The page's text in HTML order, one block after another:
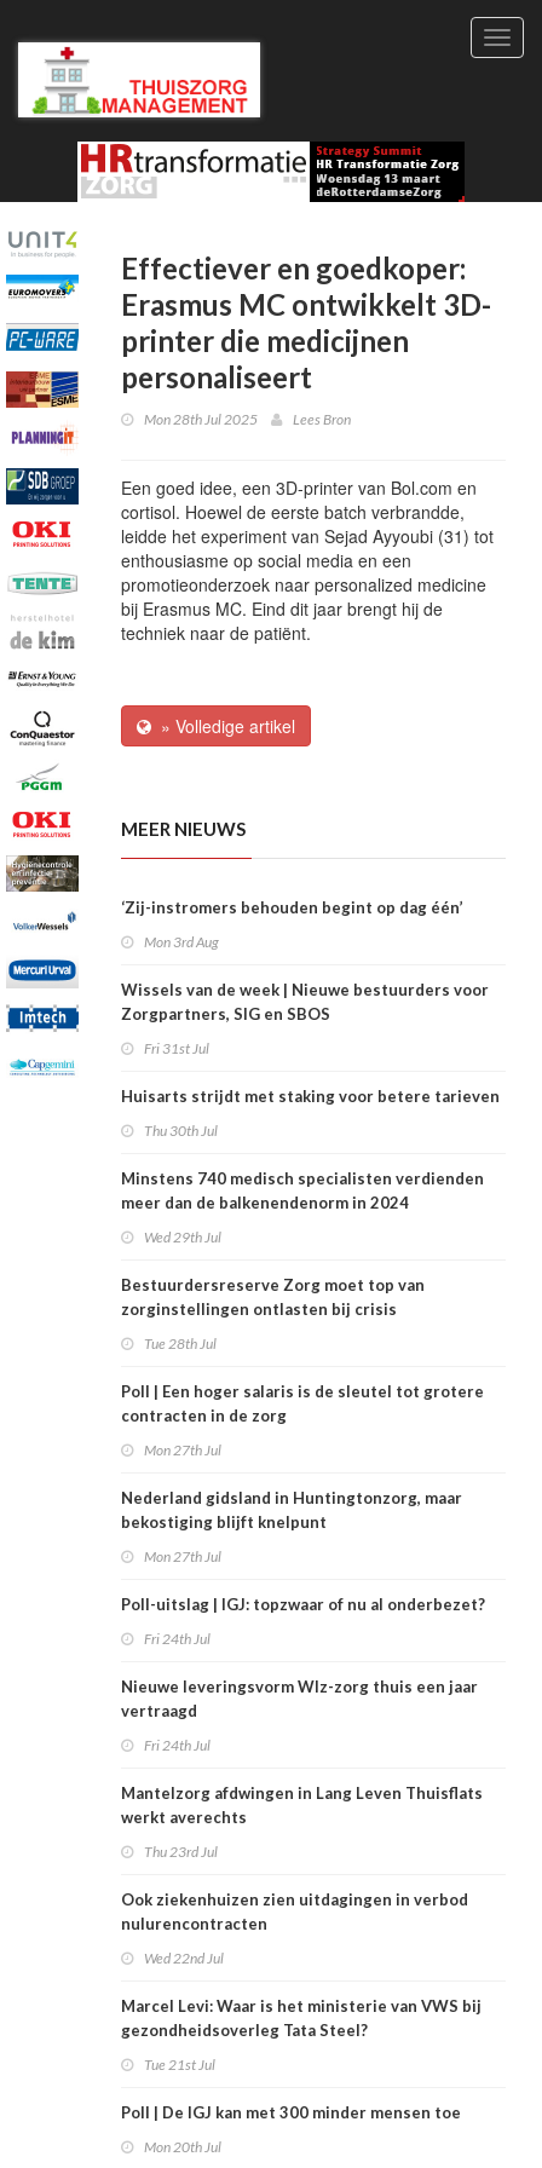
Effectiever en goedkoper:
Erasmus MC ontwikkelt 3D-
printer die medicijnen
personaliseert
Mon 28th Jul 2025 Lees Bron
Een goed idee, een 3D-printer van Bol.com en
cortisol. Hoewel de eerste batch verbrandde,
leidde het experiment van Sejad Ayyoubi (31) tot
enthousiasme op social media en een
promotieonderzoek naar personalized medicine
bij Erasmus MC. Eind dit jaar brengt hij de
techniek naar de patiënt.
» Volledige artikel
MEER NIEUWS
‘Zij-instromers behouden begint op dag één’
Mon 3rd Aug
Wissels van de week | Nieuwe bestuurders voor
Zorgpartners, SIG en SBOS
Fri 31st Jul
Huisarts strijdt met staking voor betere tarieven
Thu 30th Jul
Minstens 740 medisch specialisten verdienden
meer dan de balkenendenorm in 2024
Wed 29th Jul
Bestuurdersreserve Zorg moet top van
zorginstellingen ontlasten bij crisis
Tue 28th Jul
Poll | Een hoger salaris is de sleutel tot grotere
contracten in de zorg
Mon 27th Jul
Nederland gidsland in Huntingtonzorg, maar
bekostiging blijft knelpunt
Mon 27th Jul
Poll-uitslag | IGJ: topzwaar of nu al onderbezet?
Fri 24th Jul
Nieuwe leveringsvorm Wlz-zorg thuis een jaar
vertraagd
Fri 24th Jul
Mantelzorg afdwingen in Lang Leven Thuisflats
werkt averechts
Thu 23rd Jul
Ook ziekenhuizen zien uitdagingen in verbod
nulurencontracten
Wed 22nd Jul
Marcel Levi: Waar is het ministerie van VWS bij
gezondheidsoverleg Tata Steel?
Tue 21st Jul
Poll | De IGJ kan met 300 minder mensen toe
Mon 20th Jul